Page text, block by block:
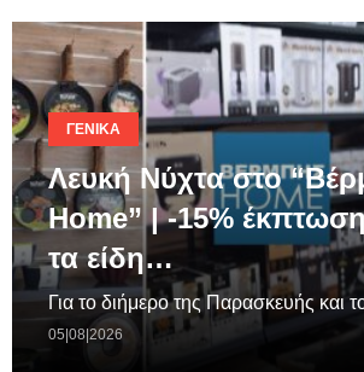
ΓΕΝΙΚΆ
Λευκή Νύχτα στο
Home” | -15%
τα είδη…
Για το διήμερο της Παρασκευής και
05|08|2026